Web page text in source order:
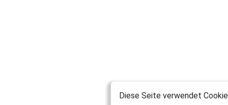
Diese Seite verwendet